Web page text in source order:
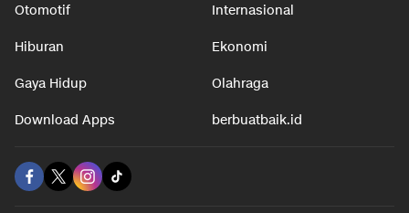
Otomotif Internasional
Hiburan Ekonomi
Gaya Hidup Olahraga
Download Apps berbuatbaik.id